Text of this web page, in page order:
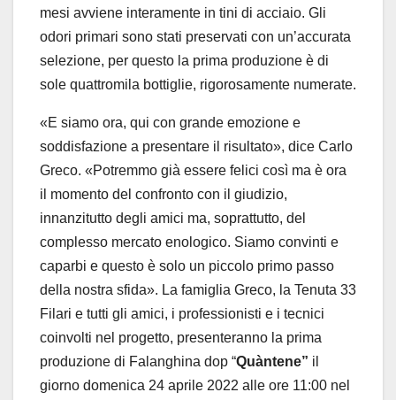
mesi avviene interamente in tini di acciaio. Gli
odori primari sono stati preservati con un’accurata
selezione, per questo la prima produzione è di
sole quattromila bottiglie, rigorosamente numerate.
«E siamo ora, qui con grande emozione e
soddisfazione a presentare il risultato», dice Carlo
Greco. «Potremmo già essere felici così ma è ora
il momento del confronto con il giudizio,
innanzitutto degli amici ma, soprattutto, del
complesso mercato enologico. Siamo convinti e
caparbi e questo è solo un piccolo primo passo
della nostra sfida». La famiglia Greco, la Tenuta 33
Filari e tutti gli amici, i professionisti e i tecnici
coinvolti nel progetto, presenteranno la prima
produzione di Falanghina dop “Quàntene” il
giorno domenica 24 aprile 2022 alle ore 11:00 nel